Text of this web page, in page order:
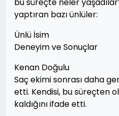
yaptıran bazı ünlüler:
Ünlü İsim
Deneyim ve Sonuçlar
Kenan Doğulu
Saç ekimi sonrası daha
etti. Kendisi, bu süreçten
kaldığını ifade etti.